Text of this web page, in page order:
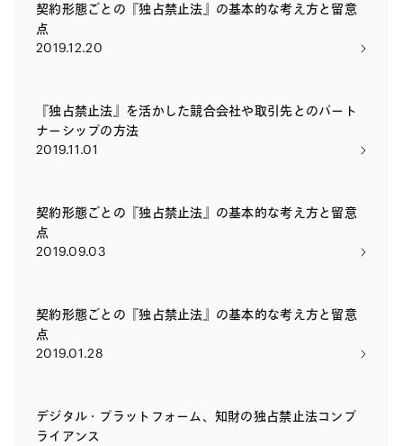
契約形態ごとの『独占禁止法』の基本的な考え方と留意
点
2019.12.20
『独占禁止法』を活かした競合会社や取引先とのパート
ナーシップの方法
2019.11.01
契約形態ごとの『独占禁止法』の基本的な考え方と留意
点
2019.09.03
契約形態ごとの『独占禁止法』の基本的な考え方と留意
点
2019.01.28
デジタル・プラットフォーム、知財の独占禁止法コンプ
ライアンス